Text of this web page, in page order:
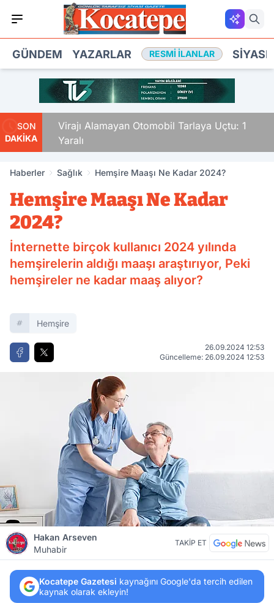
GÜNDEM YAZARLAR RESMI İLANLAR
SON
DAKİKA
Virajı Alamayan Otomobil Tarlaya Uçtu: 1
Yaralı
Haberler Sağlık Hemşire Maaşı Ne Kadar 2024?
Hemşire Maaşı Ne Kadar
2024?
İnternette birçok kullanıcı 2024 yılında
hemşirelerin aldığı maaşı araştırıyor, Peki
hemşireler ne kadar maaş alıyor?
Hemşire
26.09.2024 12:53
Güncelleme: 26.09.2024 12:53
Hakan Arseven
Muhabir
TAKİP ET
Kocatepe Gazetesi kaynağını Google'da tercih edilen
kaynak olarak ekleyin!